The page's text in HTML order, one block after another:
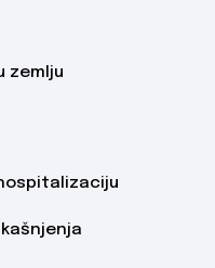
zemlju